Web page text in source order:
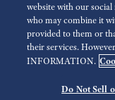
미디어
개인 정보 보호 정책
website with our
who may combine it
provided to them or
their services.
INFORMATION.
Do Not Sell